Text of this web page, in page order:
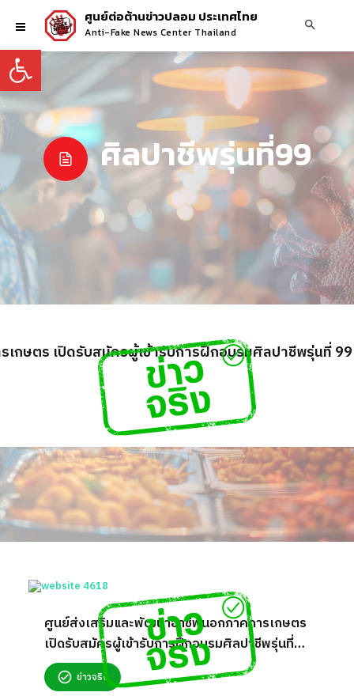
Open toolbar
ศูนย์ต่อต้านข่าวปลอม ประเทศไทย
Anti-Fake News Center Thailand
ศิลปาชีพรุ่นที่99
กษตร เปิดรับสมัครผู้เข้ารับการฝึกอบรมศิลปาชีพรุ่นที่
ศูนย์ส่งเสริมและพัฒนาอาชีพนอกภาคการเกษตร
เปิดรับสมัครผู้เข้ารับการฝึกอบรมศิลปาชีพรุ่นที่
99 จริงหรือ?
ข่าวจริง